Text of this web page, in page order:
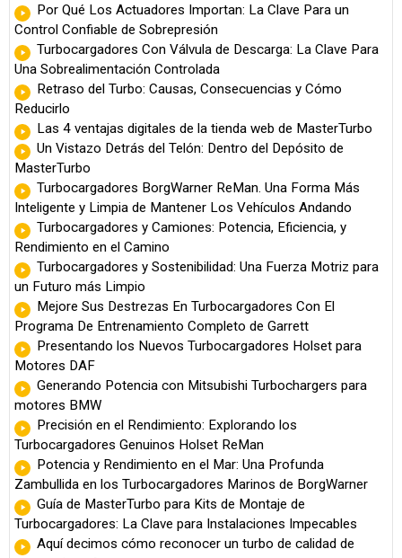
Por Qué Los Actuadores Importan: La Clave Para un
Control Confiable de Sobrepresión
Turbocargadores Con Válvula de Descarga: La Clave Para
Una Sobrealimentación Controlada
Retraso del Turbo: Causas, Consecuencias y Cómo
Reducirlo
Las 4 ventajas digitales de la tienda web de MasterTurbo
Un Vistazo Detrás del Telón: Dentro del Depósito de
MasterTurbo
Turbocargadores BorgWarner ReMan. Una Forma Más
Inteligente y Limpia de Mantener Los Vehículos Andando
Turbocargadores y Camiones: Potencia, Eficiencia, y
Rendimiento en el Camino
Turbocargadores y Sostenibilidad: Una Fuerza Motriz para
un Futuro más Limpio
Mejore Sus Destrezas En Turbocargadores Con El
Programa De Entrenamiento Completo de Garrett
Presentando los Nuevos Turbocargadores Holset para
Motores DAF
Generando Potencia con Mitsubishi Turbochargers para
motores BMW
Precisión en el Rendimiento: Explorando los
Turbocargadores Genuinos Holset ReMan
Potencia y Rendimiento en el Mar: Una Profunda
Zambullida en los Turbocargadores Marinos de BorgWarner
Guía de MasterTurbo para Kits de Montaje de
Turbocargadores: La Clave para Instalaciones Impecables
Aquí decimos cómo reconocer un turbo de calidad de